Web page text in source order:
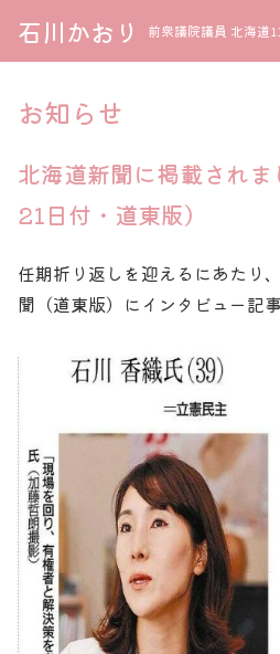
石川かおり 前衆議院議員 北海道
お知らせ
北海道新聞に掲載され
21日付・道東版）
任期折り返しを迎えるにあたり
聞（道東版）にインタビュー記